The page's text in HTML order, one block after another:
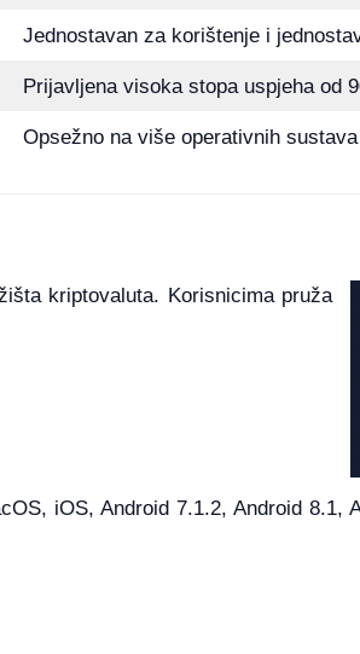
Jednostavan za korištenje i
Prijavljena visoka stopa uspjeha od
Opsežno na više operativnih sustava
kriptovaluta. Korisnicima pruža
iOS, Android 7.1.2, Android 8.1,